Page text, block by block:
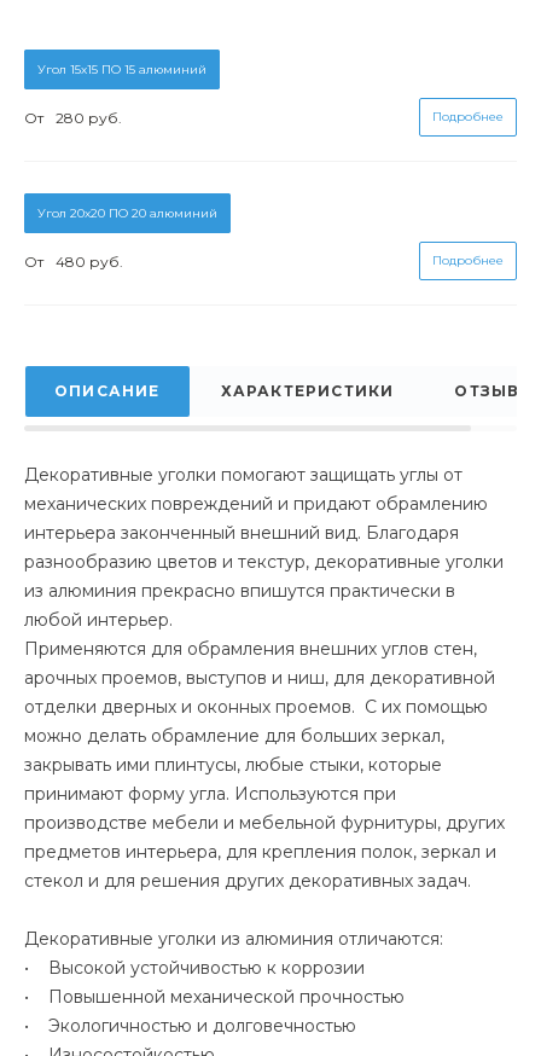
Угол 15х15 ПО 15 алюминий
От 280 руб. Подробнее
Угол 20х20 ПО 20 алюминий
От 480 руб. Подробнее
ОПИСАНИЕ ХАРАКТЕРИСТИКИ ОТЗЫВЫ
Декоративные уголки помогают защищать углы от
механических повреждений и придают обрамлению
интерьера законченный внешний вид. Благодаря
разнообразию цветов и текстур, декоративные уголки
из алюминия прекрасно впишутся практически в
любой интерьер.
Применяются для обрамления внешних углов стен,
арочных проемов, выступов и ниш, для декоративной
отделки дверных и оконных проемов. С их помощью
можно делать обрамление для больших зеркал,
закрывать ими плинтусы, любые стыки, которые
принимают форму угла. Используются при
производстве мебели и мебельной фурнитуры, других
предметов интерьера, для крепления полок, зеркал и
стекол и для решения других декоративных задач.
Декоративные уголки из алюминия отличаются:
• Высокой устойчивостью к коррозии
• Повышенной механической прочностью
• Экологичностью и долговечностью